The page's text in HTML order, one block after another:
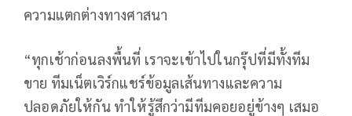
ความแตกต่างทางศาสนา
“ทุกเช้าก่อนลงพื้นที่ เราจะเข้าไปในกรุ๊ปที่มีทั้งทีม
ขาย ทีมเน็ตเวิร์กแชร์ข้อมูลเส้นทางและความ
ปลอดภัยให้กัน ทำให้รู้สึกว่ามีทีมคอยอยู่ข้างๆ เสมอ